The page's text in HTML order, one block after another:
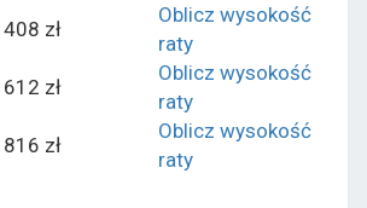
408 zł
Oblicz wysokość
raty
612 zł
Oblicz wysokość
raty
816 zł
Oblicz wysokość
raty